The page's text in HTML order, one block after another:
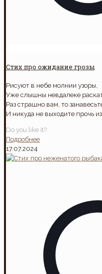
Стих про ожидание грозы
Рисуют в небе молнии узоры,
Уже слышны невдалеке
Раз страшно вам, то
И никуда не выходите прочь из
Do you like it?
Подробнее
17.07.2024